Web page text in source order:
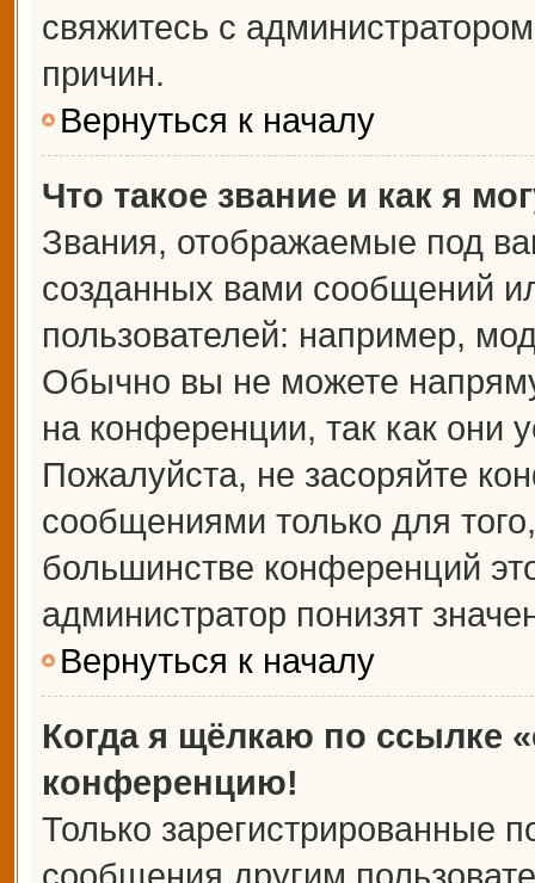
свяжитесь с
причин.
Вернуться к началу
Что такое звание и как я
Звания, отображаемые под
созданных вами сообщений
пользователей: например,
Обычно вы не можете
на конференции, так как они
Пожалуйста, не засоряйте
сообщениями только для
большинстве конференций
администратор понизят
Вернуться к началу
Когда я щёлкаю по ссылке
конференцию!
Только зарегистрированные